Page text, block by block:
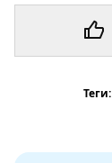
Теги: